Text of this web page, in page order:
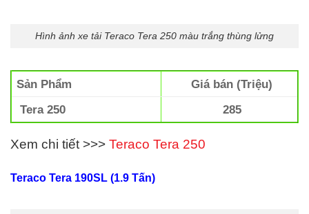
Hình ảnh xe tải Teraco Tera 250 màu trắng thùng lửng
Sản Phẩm
Giá bán (Triệu)
Tera 250
285
Xem chi tiết >>> Teraco Tera 250
Teraco Tera 190SL (1.9 Tấn)